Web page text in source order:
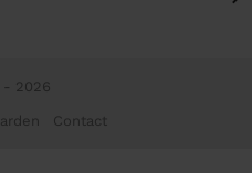
- 2026
Contact